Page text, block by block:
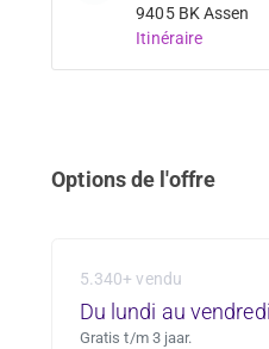
9405 BK Assen
Itinéraire
Options de l'offre
5.340+ vendu
Du lundi au
Gratis t/m 3 jaar.